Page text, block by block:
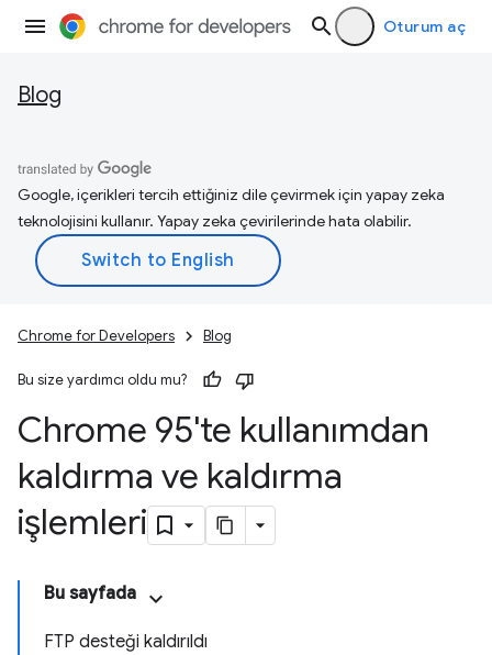
Oturum aç
Blog
Google, içerikleri tercih ettiğiniz dile çevirmek için yapay zeka
teknolojisini kullanır. Yapay zeka çevirilerinde hata olabilir.
Chrome for Developers Blog
Bu size yardımcı oldu mu?
Chrome 95'te kullanımdan
kaldırma ve kaldırma
işlemleri
Bu sayfada
FTP desteği kaldırıldı